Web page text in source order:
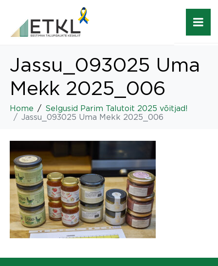
Jassu_093025 Uma
Mekk 2025_006
Home
Selgusid Parim Talutoit 2025 võitjad!
Jassu_093025 Uma Mekk 2025_006